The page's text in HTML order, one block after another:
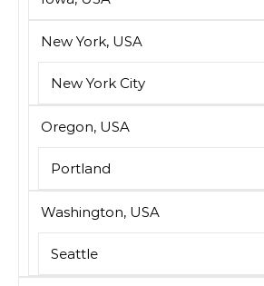
New York, USA
New York City
Oregon, USA
Portland
Washington, USA
Seattle